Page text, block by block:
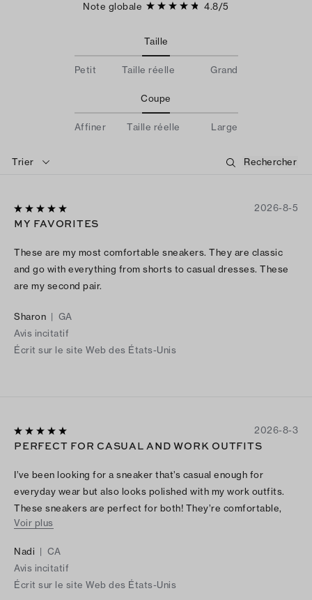
Note globale
4.8/5
Taille
Petit Taille réelle Grand
Coupe
Affiner Taille réelle Large
Trier
2026-8-5
MY FAVORITES
These are my most comfortable sneakers. They are classic
and go with everything from shorts to casual dresses. These
are my second pair.
Sharon | GA
Avis incitatif
Écrit sur le site Web des États-Unis
2026-8-3
PERFECT FOR CASUAL AND WORK OUTFITS
I’ve been looking for a sneaker that’s casual enough for
everyday wear but also looks polished with my work outfits.
These sneakers are perfect for both! They’re comfortable,
stylish, and easy to dress up or down.
Voir plus
Nadi | CA
Avis incitatif
Écrit sur le site Web des États-Unis